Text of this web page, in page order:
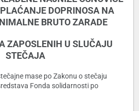
DOPRINOSA NA
BRUTO ZARADE
ZAPOSLENIH U SLUČAJU
STEČAJA
mase po Zakonu o stečaju
Fonda solidarnosti po